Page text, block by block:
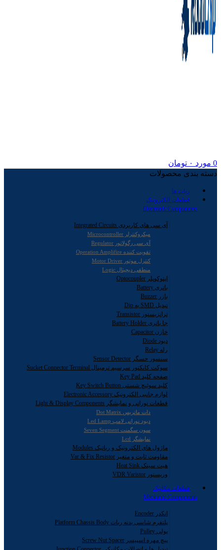
0 مورد ۰ تومان
دسته بندی محصولات
ربات ها
قطعات الکترونیک
Electronic Components
آی سی های کاربردی Integrated Circuits
میکروکنترلر Microcontroller
آی سی رگولاتور Regulator
تقویت کننده Operation Amplifire
کنترل موتور Motor Driver
منطقی دیجیتال Logic
اپتوکوپلر Optocoupler
باتری Battery
بازر Buzzer
تبدیل SMD به Dip
ترانزیستور Transistor
جا باتری Battery Holder
خازن Capacitor
دیود Diode
رله Relay
سنسور حسگر Sensor Detector
سوکت کانکتور سرسیم ترمینال Sucket Connector Terminal
صفحه کلید Key Pad
کلید سوئیچ شستی Key Switch Button
لوازم جانبی الکترونیک Electronic Accessory
قطعات نورانی و نمایشگر Light & Display Components
دات ماتریس Dot Matrix
دیود نورانی لامپ Led Lamp
سون سگمنت Seven Segment
نمایشگر Lcd
ماژول های الکترونیک و رباتیک Modules
مقاومت ثابت و متغیر Var & Fix Resistor
هیت سینک Heat Sink
وریستور VDR Varistor
قطعات مکانیک
Mechanic Components
انکدر Encoder
پلتفرم شاسی بدنه ربات Platform Chassis Body
پولی Pulley
پیچ مهره اسپیسر Screw Nut Spacer